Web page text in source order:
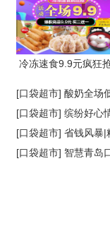
冷冻速食9.9元疯狂
[口袋超市] 酸奶全场
[口袋超市] 缤纷好心
[口袋超市] 省钱风暴|
[口袋超市] 智慧青岛